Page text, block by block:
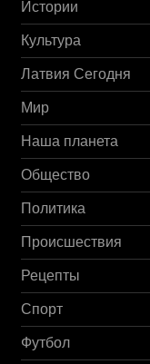
Истории
Культура
Латвия Сегодня
Мир
Наша планета
Общество
Политика
Происшествия
Рецепты
Спорт
Футбол